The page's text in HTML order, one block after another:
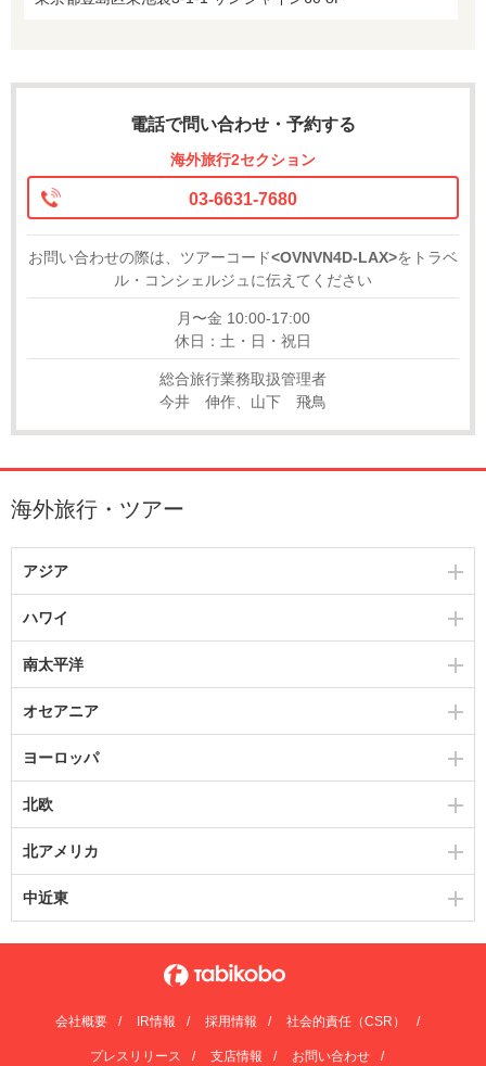
電話で問い合わせ・予約する
海外旅行2セクション
03-6631-7680
お問い合わせの際は、ツアーコード<OVNVN4D-LAX>をトラベ
ル・コンシェルジュに伝えてください
月〜金 10:00-17:00
休日：土・日・祝日
総合旅行業務取扱管理者
今井 伸作、山下 飛鳥
海外旅行・ツアー
アジア
ハワイ
南太平洋
オセアニア
ヨーロッパ
北欧
北アメリカ
中近東
会社概要 IR情報 採用情報 社会的責任（CSR）
プレスリリース 支店情報 お問い合わせ